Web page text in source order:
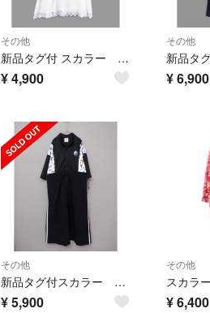
その他
新品タグ付 スカラー 162658：レース付きアメリカン風スカラーちゃん配色OP
¥4,900
その他
¥6,900
その他
新品タグ付スカラー 162621：レーステープ×蝶柄生地×薄地ジャージワンピース
¥5,900
その他
¥6,400